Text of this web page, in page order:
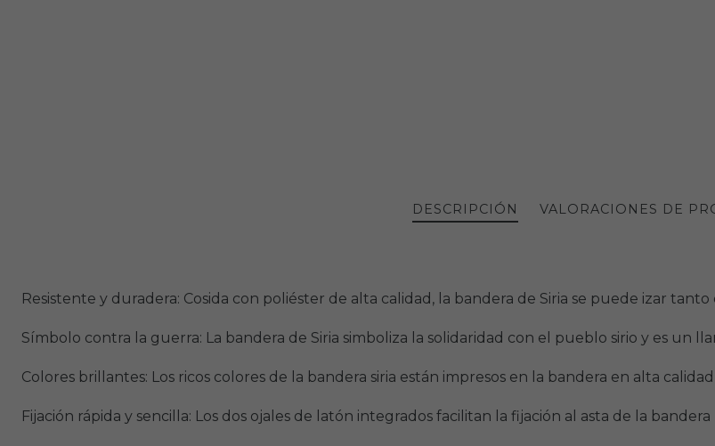
DESCRIPCIÓN VALORACIONES DE
Resistente y duradera: Cosida con poliéster de alta calidad, la bandera de Siria se puede izar
Símbolo contra la guerra: La bandera de Siria simboliza la solidaridad con el pueblo sirio y es un
Colores brillantes: Los ricos colores de la bandera siria están impresos en la bandera en alta
Fijación rápida y sencilla: Los dos ojales de latón integrados facilitan la fijación al asta de la bandera